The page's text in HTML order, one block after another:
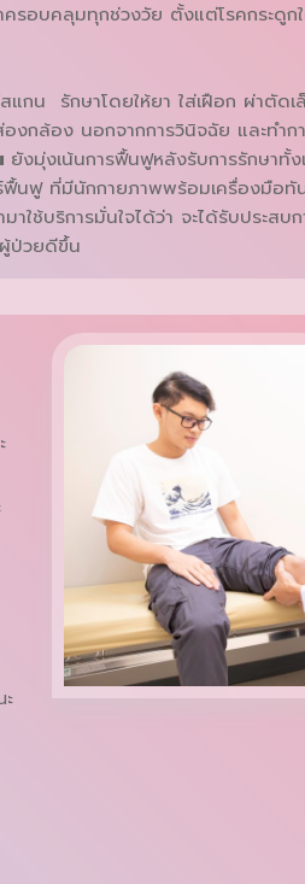
ครอบคลุมทุกช่วงวัย ตั้งแต่โรคกระดูก
แกน รักษาโดยให้ยา ใส่เฝือก ผ่าตัด
งกล้อง นอกจากการวินิจฉัย และทำก
ยังมุ่งเน้นการฟื้นฟูหลังรับการรักษาทั้
ฟื้นฟู ที่มีนักกายภาพพร้อมเครื่องมือทั
าใช้บริการมั่นใจได้ว่า จะได้รับประส
ป่วยดีขึ้น